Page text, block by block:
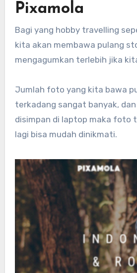
Pixamola
Bagi yang hobby travelling
kita akan membawa pulang
mengagumkan terlebih jika
Jumlah foto yang kita bawa
terkadang sangat banyak,
disimpan di laptop maka foto
lagi bisa mudah dinikmati.